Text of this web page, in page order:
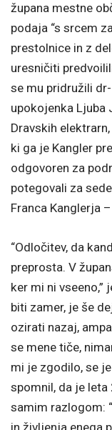
župana mestne
podaja “s srcem
prestolnice in z
uresničiti
se mu pridružili
upokojenka Ljuba
Dravskih
ki ga je Kangler
odgovoren za
potegovali za
Franca Kanglerja
“Odločitev, da
preprosta. V
ker mi ni vseeno,”
biti zamer, je še
ozirati nazaj,
se mene tiče,
mi je zgodilo, se
spomnil, da je
samim razlogom: